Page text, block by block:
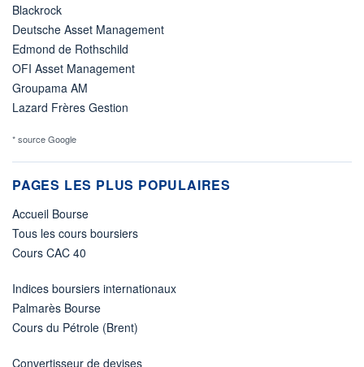
Blackrock
Deutsche Asset Management
Edmond de Rothschild
OFI Asset Management
Groupama AM
Lazard Frères Gestion
* source Google
PAGES LES PLUS POPULAIRES
Accueil Bourse
Tous les cours boursiers
Cours CAC 40
Indices boursiers internationaux
Palmarès Bourse
Cours du Pétrole (Brent)
Convertisseur de devises